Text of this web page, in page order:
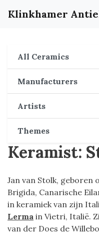
Klinkhamer
All Ceramics
Manufacturers
Artists
Themes
Keramist:
Jan van Stolk, geboren
Brigida, Canarische
in keramiek van zijn
Lerma in Vietri, Italië.
van der Does de